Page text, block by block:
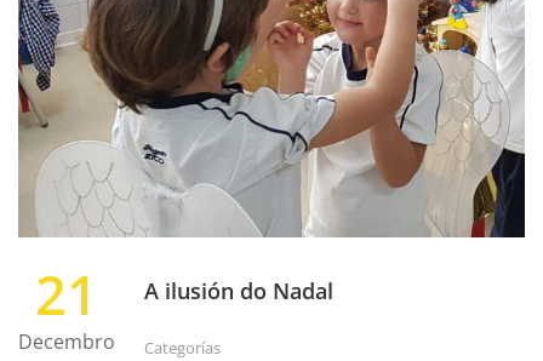
21
Decembro
A ilusión do Nadal
Categorías